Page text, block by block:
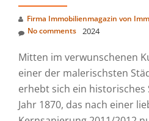
Firma Immobilienmagazin von
2024
No comments
Mitten im verwunschenen
einer der malerischsten
erhebt sich ein historisches
Jahr 1870, das nach einer